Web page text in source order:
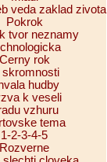
veda zaklad zivota
Pokrok
tvor neznamy
Cerny rok
skromnosti
hudby
k veseli
vzhuru
tema
1-2-3-4-5
Rozverne